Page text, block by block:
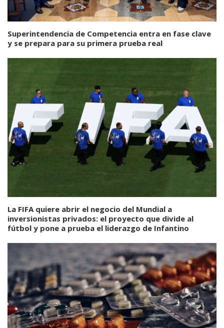
Superintendencia de Competencia entra en fase clave
y se prepara para su primera prueba real
La FIFA quiere abrir el negocio del Mundial a
inversionistas privados: el proyecto que divide al
fútbol y pone a prueba el liderazgo de Infantino